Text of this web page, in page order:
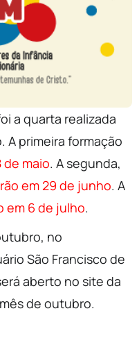
a quarta realizada
A primeira formação
de maio. A segunda,
em 29 de junho. A
em 6 de julho.
no
São Francisco de
aberto no site da
de outubro.